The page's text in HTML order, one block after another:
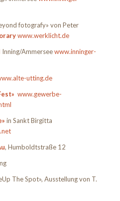
fotografy» von Peter
www.werklicht.de
Inning/Ammerseewww.inninger-
utting.de
www.gewerbe-
in Sankt Birgitta
, Humboldtstraße 12
The Spot», Ausstellung von T.